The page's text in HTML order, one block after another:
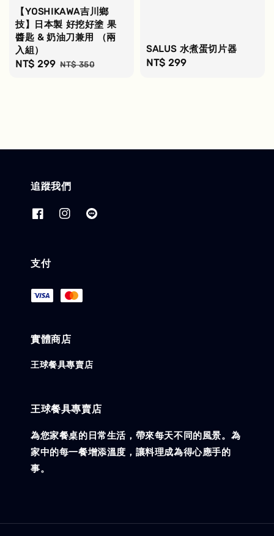
【YOSHIKAWA吉川鄉
技】日本製 好挖好塗 果
醬匙 & 奶油刀兼用 （兩
入組）
Sale
NT$ 299 Regular
NT$ 350
SALUS 水煮蛋切片器
Regular
NT$ 299
追蹤我們
支付
實體商店
王球餐具專賣店
王球餐具專賣店
為您家餐桌的日常生活，帶來每天不同的風景。為
家中的每一餐增添溫度，讓料理成為得心應手的
事。